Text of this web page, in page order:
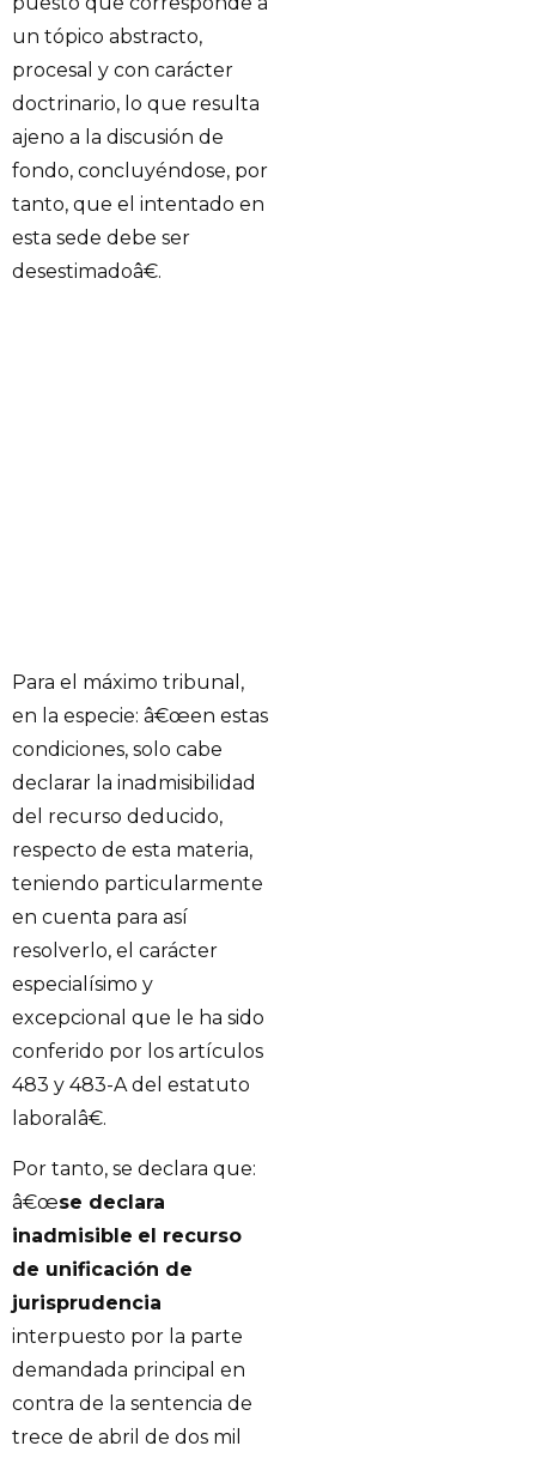
un tópico abstracto,
procesal y con carácter
doctrinario, lo que resulta
ajeno a la discusión de
fondo, concluyéndose, por
tanto, que el intentado en
esta sede debe ser
desestimadoâ€.
Para el máximo tribunal,
en la especie: â€œen estas
condiciones, solo cabe
declarar la inadmisibilidad
del recurso deducido,
respecto de esta materia,
teniendo particularmente
en cuenta para así
resolverlo, el carácter
especialísimo y
excepcional que le ha sido
conferido por los artículos
483 y 483-A del estatuto
laboralâ€.
Por tanto, se declara que:
â€œse declara
inadmisible el recurso
de unificación de
jurisprudencia
interpuesto por la parte
demandada principal en
contra de la sentencia de
trece de abril de dos mil